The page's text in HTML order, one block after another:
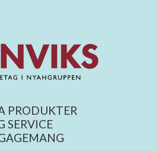
PRODUKTER
SERVICE